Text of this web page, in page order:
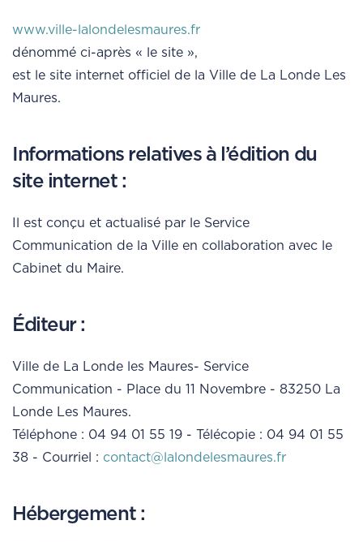
www.ville-lalondelesmaures.fr
dénommé ci-après « le site »,
est le site internet officiel de la Ville de La Londe Les
Maures.
Informations relatives à l’édition du
site internet :
Il est conçu et actualisé par le Service
Communication de la Ville en collaboration avec le
Cabinet du Maire.
Éditeur :
Ville de La Londe les Maures- Service
Communication - Place du 11 Novembre - 83250 La
Londe Les Maures.
Téléphone : 04 94 01 55 19 - Télécopie : 04 94 01 55
38 - Courriel : contact@lalondelesmaures.fr
Hébergement :